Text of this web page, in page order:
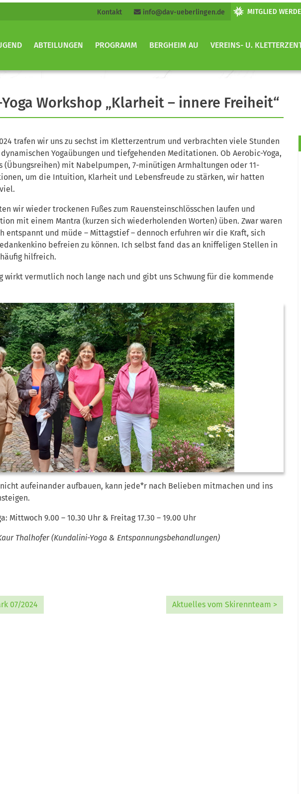
Kontakt info@dav-ueberlingen.de
ABTEILUNGEN PROGRAMM BERGHEIM AU VEREINS- U.
Workshop „Klarheit – innere Freiheit“
trafen wir uns zu sechst im Kletterzentrum und verbrachten viele Stunden
Yogaübungen und tiefgehenden Meditationen. Ob Aerobic-Yoga,
(Übungsreihen) mit Nabelpumpen, 7-minütigen Armhaltungen oder 11-
um die Intuition, Klarheit und Lebensfreude zu stärken, wir hatten
wir wieder trockenen Fußes zum Rauensteinschlösschen laufen und
mit einem Mantra (kurzen sich wiederholenden Worten) üben. Zwar waren
entspannt und müde – Mittagstief – dennoch erfuhren wir die Kraft, sich
befreien zu können. Ich selbst fand das an kniffeligen Stellen in
hilfreich.
wirkt vermutlich noch lange nach und gibt uns Schwung für die kommende
nicht aufeinander aufbauen, kann jede*r nach Belieben mitmachen und ins
Mittwoch 9.00 – 10.30 Uhr & Freitag 17.30 – 19.00 Uhr
Thalhofer (Kundalini-Yoga & Entspannungsbehandlungen)
07/2024 Aktuelles vom Skirennteam >